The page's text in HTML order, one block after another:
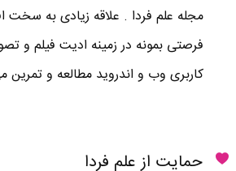
مجله علم فردا . علاقه زیادی به سخت
فرصتی بمونه در زمینه ادیت فیلم و
کاربری وب و اندروید مطالعه و تمرین
حمایت از علم فردا